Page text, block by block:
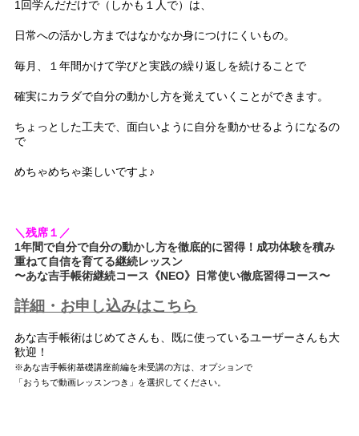
1回学んだだけで（しかも１人で）は、
日常への活かし方まではなかなか身につけにくいもの。
毎月、１年間かけて学びと実践の繰り返しを続けることで
確実にカラダで自分の動かし方を覚えていくことができます。
ちょっとした工夫で、面白いように自分を動かせるようになるの
で
めちゃめちゃ楽しいですよ♪
＼残席１／
1年間で自分で自分の動かし方を徹底的に習得！成功体験を積み
重ねて自信を育てる継続レッスン
〜あな吉手帳術継続コース《NEO》日常使い徹底習得コース〜
詳細・お申し込みはこちら
あな吉手帳術はじめてさんも、既に使っているユーザーさんも大
歓迎！
※あな吉手帳術基礎講座前編を未受講の方は、オプションで
「おうちで動画レッスンつき」を選択してください。